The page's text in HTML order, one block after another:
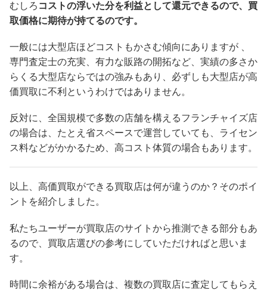
むしろ コストの浮いた分を利益として還元できるので、買
取価格に期待が持てるのです。
一般には大型店ほどコストもかさむ傾向にありますが 、
専門査定士の充実、有力な販路の開拓など、実績の多さか
らくる大型店ならではの強みもあり、必ずしも大型店が高
価買取に不利というわけではありません。
反対に、全国規模で多数の店舗を構えるフランチャイズ店
の場合は、たとえ省スペースで運営していても、ライセン
ス料などがかかるため、高コスト体質の場合もあります。
以上、高価買取ができる買取店は何が違うのか？そのポイ
ントを紹介しました。
私たちユーザーが買取店のサイトから推測できる部分もあ
るので、買取店選びの参考にしていただければと思いま
す。
時間に余裕がある場合は、複数の買取店に査定してもらえ